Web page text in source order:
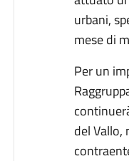
urbani,
mese di
Per un
del